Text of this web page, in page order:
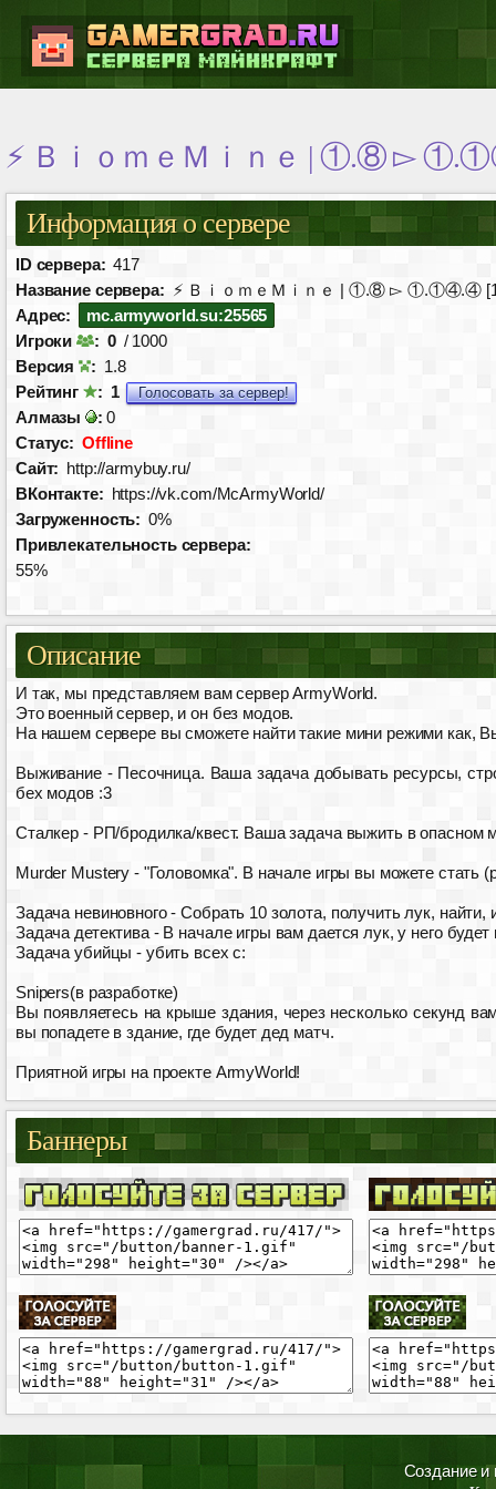
⚡ ＢｉｏｍｅＭｉｎｅ | ①.⑧ ▻
Информация о сервере
ID сервера: 417
Название сервера: ⚡ ＢｉｏｍｅＭｉｎｅ | ①.⑧ ▻ ①.①④.④
Адрес:
mc.armyworld.su:25565
Игроки
: 0 / 1000
Версия
: 1.8
Рейтинг
: 1 Голосовать за сервер!
Алмазы : 0
Статус: Offline
Сайт: http://armybuy.ru/
ВКонтакте: https://vk.com/McArmyWorld/
Загруженность: 0%
Привлекательность сервера:
55%
Описание
И так, мы представляем вам сервер ArmyWorld.
Это военный сервер, и он без модов.
На нашем сервере вы сможете найти такие мини режими как,
Выживание - Песочница. Ваша задача добывать ресурсы,
бех модов :3
Сталкер - РП/бродилка/квест. Ваша задача выжить в опасном
Murder Mustery - "Головомка". В начале игры вы можете стать
Задача невиновного - Собрать 10 золота, получить лук, найти,
Задача детектива - В начале игры вам дается лук, у него
Задача убийцы - убить всех c:
Snipers(в разработке)
Вы появляетесь на крыше здания, через несколько секунд
вы попадете в здание, где будет дед матч.
Приятной игры на проекте ArmyWorld!
Баннеры
Создание и